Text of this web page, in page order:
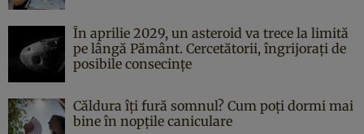
În aprilie 2029, un asteroid va trece la limită
pe lângă Pământ. Cercetătorii, îngrijorați de
posibile consecințe
Căldura îți fură somnul? Cum poți dormi mai
bine în nopțile caniculare